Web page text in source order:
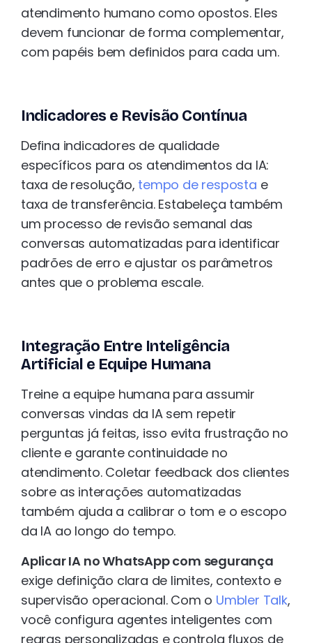
atendimento humano como opostos. Eles
devem funcionar de forma complementar,
com papéis bem definidos para cada um.
Indicadores e Revisão Contínua
Defina indicadores de qualidade
específicos para os atendimentos da IA:
taxa de resolução, tempo de resposta e
taxa de transferência. Estabeleça também
um processo de revisão semanal das
conversas automatizadas para identificar
padrões de erro e ajustar os parâmetros
antes que o problema escale.
Integração Entre Inteligência
Artificial e Equipe Humana
Treine a equipe humana para assumir
conversas vindas da IA sem repetir
perguntas já feitas, isso evita frustração no
cliente e garante continuidade no
atendimento. Coletar feedback dos clientes
sobre as interações automatizadas
também ajuda a calibrar o tom e o escopo
da IA ao longo do tempo.
Aplicar IA no WhatsApp com segurança
exige definição clara de limites, contexto e
supervisão operacional. Com o Umbler Talk,
você configura agentes inteligentes com
regras personalizadas e controla fluxos de